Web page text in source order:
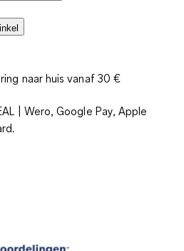
naar huis vanaf 30 €
| Wero, Google Pay, Apple